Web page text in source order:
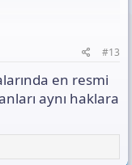
#13
en resmi
aynı haklara